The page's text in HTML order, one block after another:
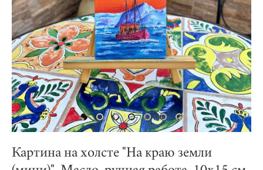
Картина на холсте "На краю земли